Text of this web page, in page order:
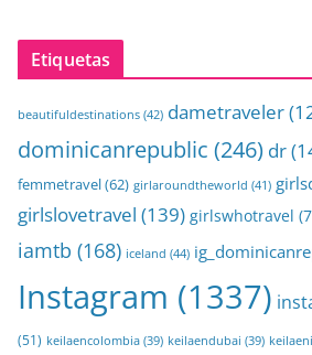
Etiquetas
beautifuldestinations (42) dametraveler
dominicanrepublic (246) dr
femmetravel(62) girlaroundtheworld (41)
girlslovetravel (139) girlswhotravel
iamtb (168) iceland (44)
Instagram (1337)
(51) keilaencolombia (39) keilaendubai (39)